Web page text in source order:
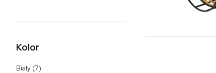
Kolor
Biały (7)